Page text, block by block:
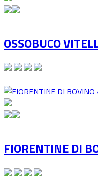
OSSOBUCO
FIORENTINE DI